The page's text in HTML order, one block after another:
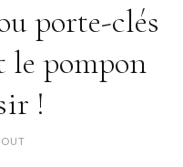
porte-clés
le pompon
!